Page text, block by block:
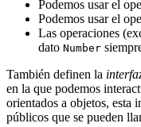
Podemos usar el
Podemos usar el
Las operaciones
dato Number
También definen la
en la que podemos
orientados a objetos, esta
públicos que se pueden